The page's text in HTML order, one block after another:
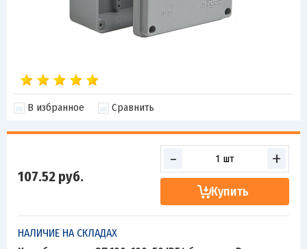
В избранное Сравнить
107.52 руб.
- +
Купить
НАЛИЧИЕ НА СКЛАДАХ